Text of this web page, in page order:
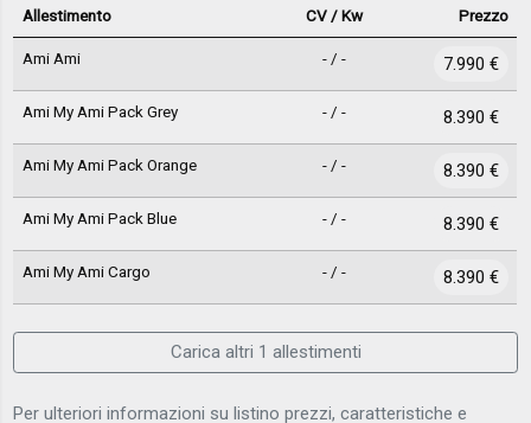
Allestimento CV / Kw Prezzo
Ami Ami - / - 7.990 €
Ami My Ami Pack Grey - / - 8.390 €
Ami My Ami Pack Orange - / - 8.390 €
Ami My Ami Pack Blue - / - 8.390 €
Ami My Ami Cargo - / - 8.390 €
Carica altri 1 allestimenti
Per ulteriori informazioni su listino prezzi, caratteristiche e